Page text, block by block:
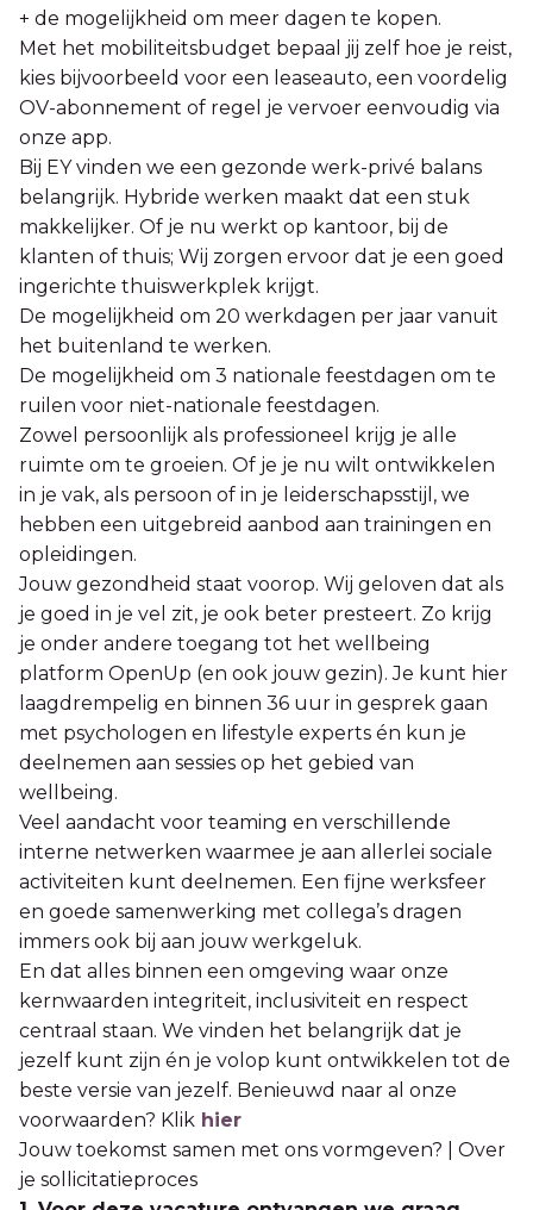
+ de mogelijkheid om meer dagen te kopen.
Met het mobiliteitsbudget bepaal jij zelf hoe je reist,
kies bijvoorbeeld voor een leaseauto, een voordelig
OV-abonnement of regel je vervoer eenvoudig via
onze app.
Bij EY vinden we een gezonde werk-privé balans
belangrijk. Hybride werken maakt dat een stuk
makkelijker. Of je nu werkt op kantoor, bij de
klanten of thuis; Wij zorgen ervoor dat je een goed
ingerichte thuiswerkplek krijgt.
De mogelijkheid om 20 werkdagen per jaar vanuit
het buitenland te werken.
De mogelijkheid om 3 nationale feestdagen om te
ruilen voor niet-nationale feestdagen.
Zowel persoonlijk als professioneel krijg je alle
ruimte om te groeien. Of je je nu wilt ontwikkelen
in je vak, als persoon of in je leiderschapsstijl, we
hebben een uitgebreid aanbod aan trainingen en
opleidingen.
Jouw gezondheid staat voorop. Wij geloven dat als
je goed in je vel zit, je ook beter presteert. Zo krijg
je onder andere toegang tot het wellbeing
platform OpenUp (en ook jouw gezin). Je kunt hier
laagdrempelig en binnen 36 uur in gesprek gaan
met psychologen en lifestyle experts én kun je
deelnemen aan sessies op het gebied van
wellbeing.
Veel aandacht voor teaming en verschillende
interne netwerken waarmee je aan allerlei sociale
activiteiten kunt deelnemen. Een fijne werksfeer
en goede samenwerking met collega’s dragen
immers ook bij aan jouw werkgeluk.
En dat alles binnen een omgeving waar onze
kernwaarden integriteit, inclusiviteit en respect
centraal staan. We vinden het belangrijk dat je
jezelf kunt zijn én je volop kunt ontwikkelen tot de
beste versie van jezelf. Benieuwd naar al onze
voorwaarden? Klik hier
Jouw toekomst samen met ons vormgeven? | Over
je sollicitatieproces